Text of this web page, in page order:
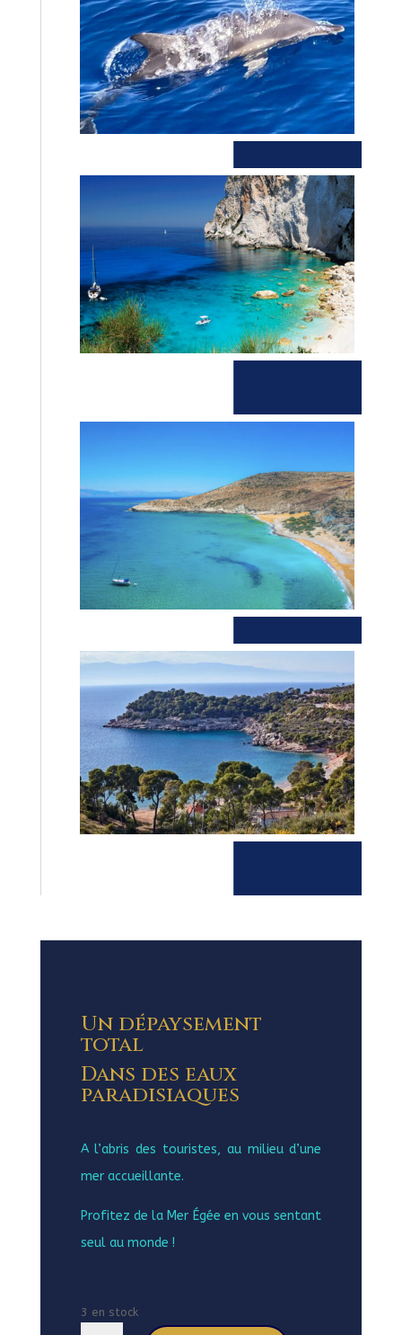
Un dépaysement
total
Dans des eaux
paradisiaques
A l’abris des touristes, au milieu d’une
mer accueillante.
Profitez de la Mer Égée en vous sentant
seul au monde !
3 en stock